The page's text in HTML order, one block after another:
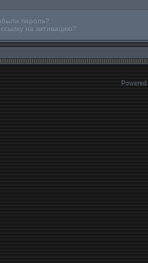
пароль?
на активацию?